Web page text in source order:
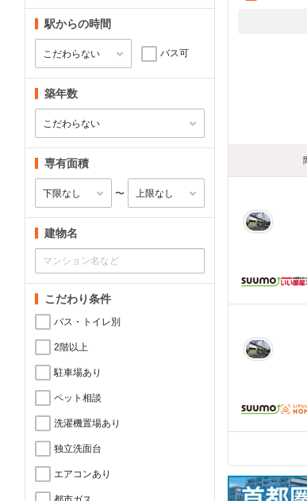
駅からの時間
バス可
築年数
専有面積
〜
建物名
こだわり条件
バス・トイレ別
2階以上
駐車場あり
ペット相談
洗濯機置場あり
独立洗面台
エアコンあり